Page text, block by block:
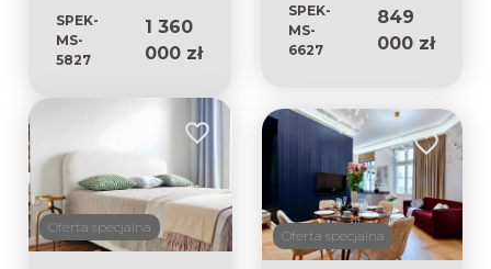
SPEK-
MS-
5827
1 360
000 zł
SPEK-
MS-
6627
849
000 zł
Oferta specjalna
Dodaj do ulubionych
Oferta specjalna
Dodaj do